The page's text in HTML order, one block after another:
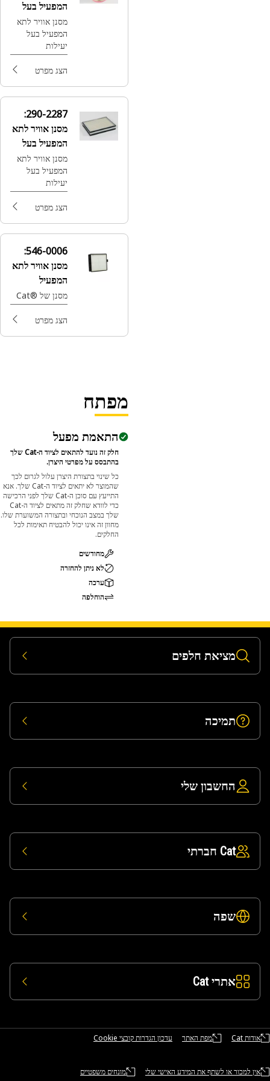
הפעלה רגילים.
המפעיל בעל
יעילות
סטנדרטית
מסנן אוויר לתא
המפעיל בעל
יעילות
סטנדרטית
הצג מפרט
290-2287:
מסנן אוויר לתא
המפעיל בעל
יעילות
סטנדרטית
מסנן אוויר לתא
המפעיל בעל
יעילות
סטנדרטית
הצג מפרט
546-0006:
מסנן אוויר לתא
המפעיל
מסנן של ®Cat
הצג מפרט
מפתח
התאמת מפעל
חלק זה נועד להתאים לציוד ה-Cat שלך
בהתבסס על מפרטי היצרן.
כל שינוי בתצורת היצרן עלול לגרום לכך
שהמוצר לא יתאים לציוד ה-Cat שלך. אנא
התייעץ עם סוכן ה-Cat שלך לפני הרכישה
כדי לוודא שחלק זה מתאים לציוד ה-Cat
שלך במצב הנוכחי ובתצורה המשוערת שלו.
מחוון זה אינו יכול להבטיח תאימות לכל
החלקים.
מחודשים
לא ניתן להחזרה
ערכה
הוחלפה
מציאת חלפים
תמיכה
החשבון שלי
Cat חברתי
שפה
אתרי Cat
אודות Cat מפת האתר עדכון הגדרות קובצי Cookie
אין למכור או לשתף את המידע האישי שלי מונחים משפטיים